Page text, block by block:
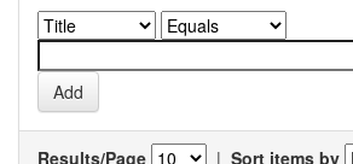
Results/Page | Sort items by